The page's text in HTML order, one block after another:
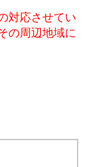
対応させてい
の周辺地域に